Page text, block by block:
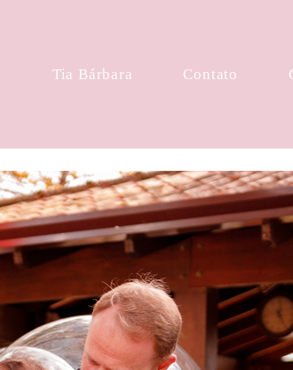
Tia Bárbara Contato